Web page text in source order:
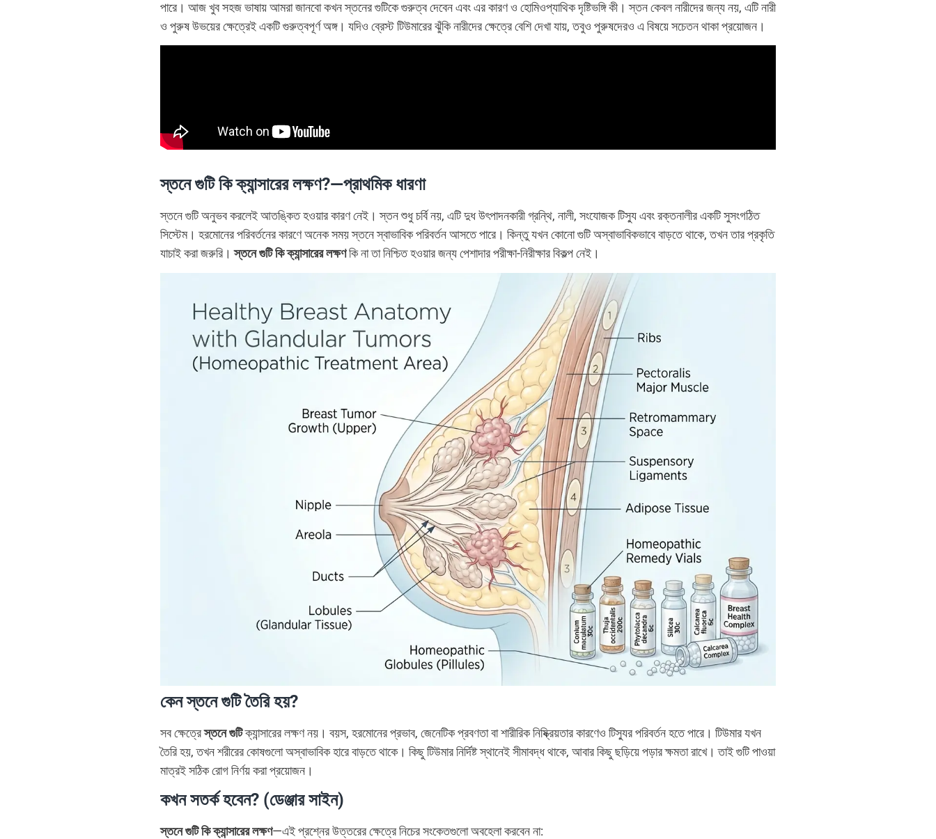
পারে। আজ খুব সহজ ভাষায় আমরা জানবো কখন স্তনের গুটিকে গুরুত্ব দেবেন এবং এর কারণ ও হোমিওপ্যাথিক দৃষ্টিভঙ্গি কী। স্তন কেবল নারীদের জন্য নয়, এটি নারী
ও পুরুষ উভয়ের ক্ষেত্রেই একটি গুরুত্বপূর্ণ অঙ্গ। যদিও ব্রেস্ট টিউমারের ঝুঁকি নারীদের ক্ষেত্রে বেশি দেখা যায়, তবুও পুরুষদেরও এ বিষয়ে সচেতন থাকা প্রয়োজন।
স্তনে গুটি কি ক্যান্সারের লক্ষণ?—প্রাথমিক ধারণা
স্তনে গুটি অনুভব করলেই আতঙ্কিত হওয়ার কারণ নেই। স্তন শুধু চর্বি নয়, এটি দুধ উৎপাদনকারী গ্রন্থি, নালী, সংযোজক টিস্যু এবং রক্তনালীর একটি সুসংগঠিত
সিস্টেম। হরমোনের পরিবর্তনের কারণে অনেক সময় স্তনে স্বাভাবিক পরিবর্তন আসতে পারে। কিন্তু যখন কোনো গুটি অস্বাভাবিকভাবে বাড়তে থাকে, তখন তার প্রকৃতি
যাচাই করা জরুরি।স্তনে গুটি কি ক্যান্সারের লক্ষণকি না তা নিশ্চিত হওয়ার জন্য পেশাদার পরীক্ষা-নিরীক্ষার বিকল্প নেই।
কেন স্তনে গুটি তৈরি হয়?
সব ক্ষেত্রেস্তনে গুটিক্যান্সারের লক্ষণ নয়। বয়স, হরমোনের প্রভাব, জেনেটিক প্রবণতা বা শারীরিক নিষ্ক্রিয়তার কারণেও টিস্যুর পরিবর্তন হতে পারে। টিউমার যখন
তৈরি হয়, তখন শরীরের কোষগুলো অস্বাভাবিক হারে বাড়তে থাকে। কিছু টিউমার নির্দিষ্ট স্থানেই সীমাবদ্ধ থাকে, আবার কিছু ছড়িয়ে পড়ার ক্ষমতা রাখে। তাই গুটি পাওয়া
মাত্রই সঠিক রোগ নির্ণয় করা প্রয়োজন।
কখন সতর্ক হবেন? (ডেঞ্জার সাইন)
স্তনে গুটি কি ক্যান্সারের লক্ষণ—এই প্রশ্নের উত্তরের ক্ষেত্রে নিচের সংকেতগুলো অবহেলা করবেন না: